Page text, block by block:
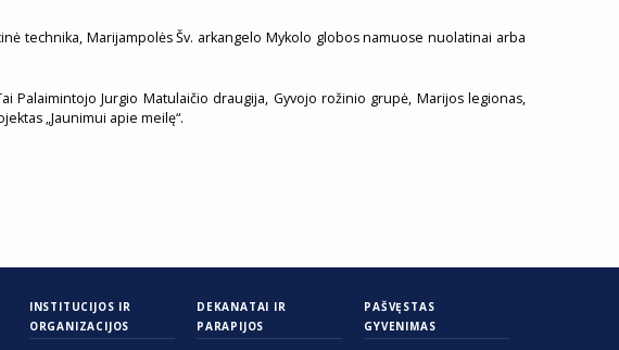
technika, Marijampolės Šv. arkangelo Mykolo globos namuose nuolatinai arba
Jurgio Matulaičio draugija, Gyvojo rožinio grupė, Marijos legionas,
„Jaunimui apie meilę“.
INSTITUCIJOS IR
ORGANIZACIJOS
DEKANATAI IR
PARAPIJOS
PAŠVĘSTAS
GYVENIMAS